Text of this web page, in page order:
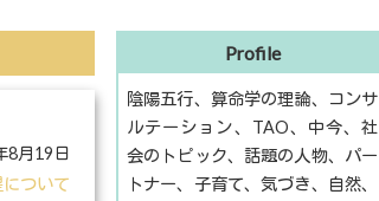
8月19日
ついて
Profile
陰陽五行、算命学の理論、コンサ
ルテーション、TAO、中今、社
会のトピック、話題の人物、パー
トナー、子育て、気づき、自然、